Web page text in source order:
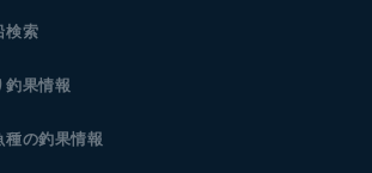
検索
釣果情報
種の釣果情報